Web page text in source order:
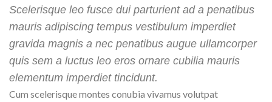
Scelerisque leo fusce dui parturient ad a penatibus
mauris adipiscing tempus vestibulum imperdiet
gravida magnis a nec penatibus augue ullamcorper
quis sem a luctus leo eros ornare cubilia mauris
elementum imperdiet tincidunt.
Cum scelerisque montes conubia vivamus volutpat